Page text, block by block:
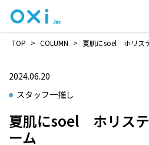
TOP > COLUMN > 夏肌にsoel ホリス
2024.06.20
スタッフ一推し
夏肌にsoel ホリステ
ーム